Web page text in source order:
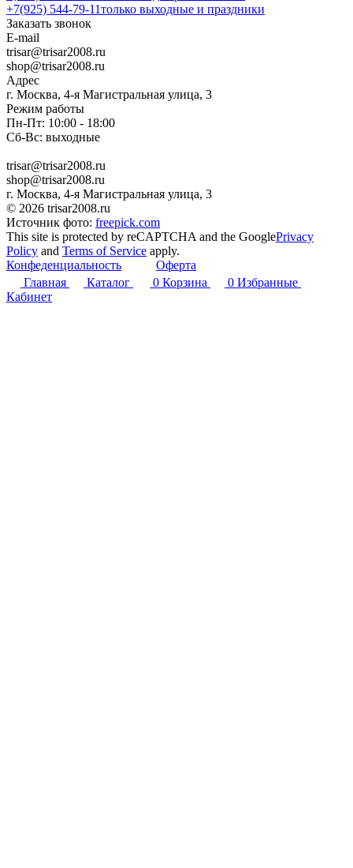
+7(925) 544-79-11только выходные и праздники
Заказать звонок
E-mail
trisar@trisar2008.ru
shop@trisar2008.ru
Адрес
г. Москва, 4-я Магистральная улица, 3
Режим работы
Пн-Пт: 10:00 - 18:00
Сб-Вс: выходные
trisar@trisar2008.ru
shop@trisar2008.ru
г. Москва, 4-я Магистральная улица, 3
© 2026 trisar2008.ru
Источник фото: freepick.com
This site is protected by reCAPTCHA and the GooglePrivacy
Policy and Terms of Service apply.
Конфеденциальность
Оферта
Главная
Каталог 0 Корзина 0 Избранные
Кабинет